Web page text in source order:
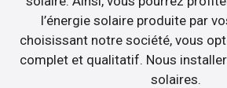
l’énergie solaire produite par
choisissant notre société, vous
complet et qualitatif. Nous
solaires.